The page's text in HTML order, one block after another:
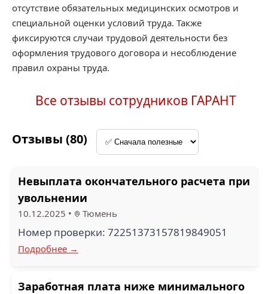
отсутствие обязательных медицинских осмотров и
специальной оценки условий труда. Также
фиксируются случаи трудовой деятельности без
оформления трудового договора и несоблюдение
правил охраны труда.
Все отзывы сотрудников ГАРАНТ
Отзывы (80)
Невыплата окончательного расчета при
увольнении
10.12.2025 • Тюмень
Номер проверки: 72251373157819849051
Подробнее →
Заработная плата ниже минимального